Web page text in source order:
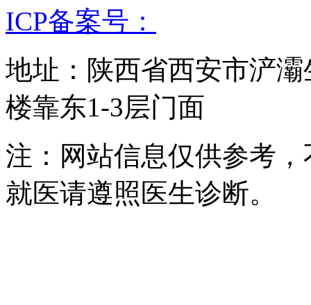
ICP备案号：
地址：陕西省西安市浐
楼靠东1-3层门面
注：网站信息仅供参考
就医请遵照医生诊断。